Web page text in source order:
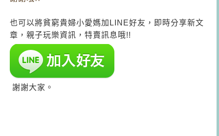
也可以將貧窮貴婦小愛媽加LINE好友，即時分享新文
章，親子玩樂資訊，特賣訊息哦!!
謝謝大家。